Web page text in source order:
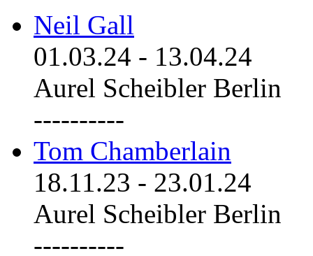
Neil Gall
01.03.24 - 13.04.24
Aurel Scheibler Berlin
----------
Tom Chamberlain
18.11.23 - 23.01.24
Aurel Scheibler Berlin
----------